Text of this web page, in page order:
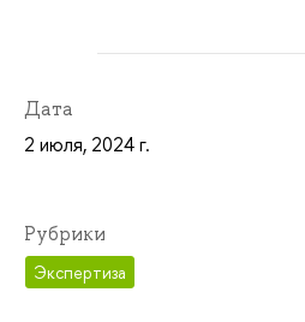
Дата
2 июля, 2024 г.
Рубрики
Экспертиза